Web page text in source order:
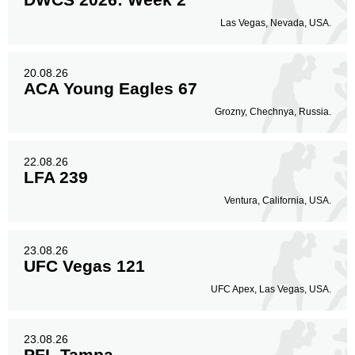
Las Vegas, Nevada, USA.
20.08.26
ACA Young Eagles 67
Grozny, Chechnya, Russia.
22.08.26
LFA 239
Ventura, California, USA.
23.08.26
UFC Vegas 121
UFC Apex, Las Vegas, USA.
23.08.26